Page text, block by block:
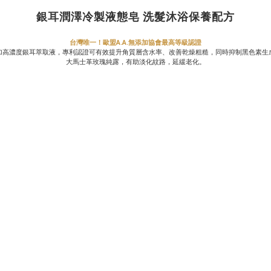
銀耳潤澤冷製液態皂 洗髮沐浴保養配方
台灣唯一！歐盟A.A.無添加協會最高等級認證
高濃度銀耳萃取液，專利認證可有效提升角質層含水率、改善乾燥粗糙，同時抑制黑色素生
大馬士革玫瑰純露，有助淡化紋路，延緩老化。